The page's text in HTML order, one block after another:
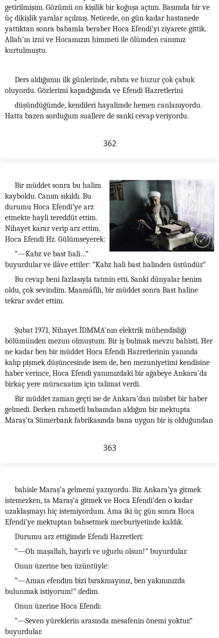
getirilmişim. Gözümü on kişilik bir koğuşa açtım. Başımda bir ve
üç dikişlik yaralar açılmış. Neticede, on gün kadar hastanede
yattıktan sonra babamla beraber Hoca Efendi’yi ziyarete gittik.
Allah’ın izni ve Hocamızın himmeti ile ölümden canımız
kurtulmuştu.
Ders aldığımın ilk günlerinde, rabıta ve huzur çok çabuk
oluyordu. Gözlerimi kapadığımda ve Efendi Hazretlerini
düşündüğümde, kendileri hayalimde hemen canlanıyordu.
Hatta bazen sorduğum suallere de sanki cevap veriyordu.
362
Bir müddet sonra bu halim
kayboldu. Canım sıkıldı. Bu
durumu Hoca Efendi’ye arz
etmekte hayli tereddüt ettim.
Nihayet karar verip arz ettim.
Hoca Efendi Hz. Gülümseyerek:
“—Kabz ve bast hali…”
buyurdular ve ilâve ettiler: “Kabz hali bast halinden üstündür.”
Bu cevap beni fazlasıyla tatmin etti. Sanki dünyalar benim
oldu, çok sevindim. Maamâfih, bir müddet sonra Bast haline
tekrar avdet ettim.
Şubat 1971. Nihayet İDMMA’nın elektrik mühendisliği
bölümünden mezun olmuştum. Bir iş bulmak mevzu bahisti. Her
ne kadar ben bir müddet Hoca Efendi Hazretlerinin yanında
kalıp pişmek düşüncesinde isem de, ben mezuniyetimi kendisine
haber verince, Hoca Efendi yanımızdaki bir ağabeye Ankara’da
birkaç yere müracaatım için talimat verdi.
Bir müddet zaman geçti ise de Ankara’dan müsbet bir haber
gelmedi. Derken rahmetli babamdan aldığım bir mektupta
Maraş’ta Sümerbank fabrikasında bana uygun bir iş olduğundan
363
bahisle Maraş’a gelmemi yazıyordu. Biz Ankara’ya gitmek
istemezken, ta Maraş’a gitmek ve Hoca Efendi’den o kadar
uzaklaşmayı hiç istemiyordum. Ama iki üç gün sonra Hoca
Efendi’ye mektuptan bahsetmek mecburiyetinde kaldık.
Durumu arz ettiğimde Efendi Hazretleri:
“—Oh maşallah, hayırlı ve uğurlu olsun!” buyurdular.
Onun üzerine ben üzüntüyle:
“—Aman efendim bizi bırakmayınız, ben yakınınızda
bulunmak istiyorum!” dedim.
Onun üzerine Hoca Efendi:
“—Seven yüreklerin arasında mesafenin önemi yoktur.”
buyurdular.